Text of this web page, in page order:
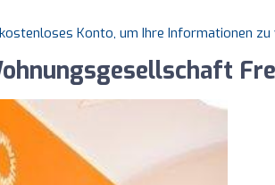
Konto, um Ihre Informationen